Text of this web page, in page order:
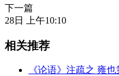
下一篇
28日 上午10:10
相关推荐
《论语》注疏之 雍